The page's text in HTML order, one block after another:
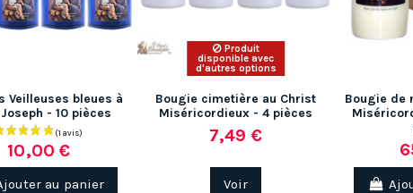
(3
Veilleuses bleues à
- 10 pièces
10,00 €
au panier
Produit
disponible avec
d'autres options
Bougie cimetière au Christ
Miséricordieux - 4 pièces
7,49 €
Voir
Bougie de